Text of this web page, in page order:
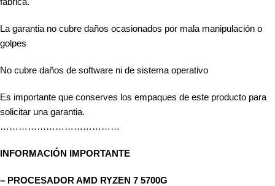
La garantia no cubre daños ocasionados por mala manipulación o
golpes
No cubre daños de software ni de sistema operativo
Es importante que conserves los empaques de este producto para
solicitar una garantia.
…………………………………
INFORMACIÓN IMPORTANTE
– PROCESADOR AMD RYZEN 7 5700G